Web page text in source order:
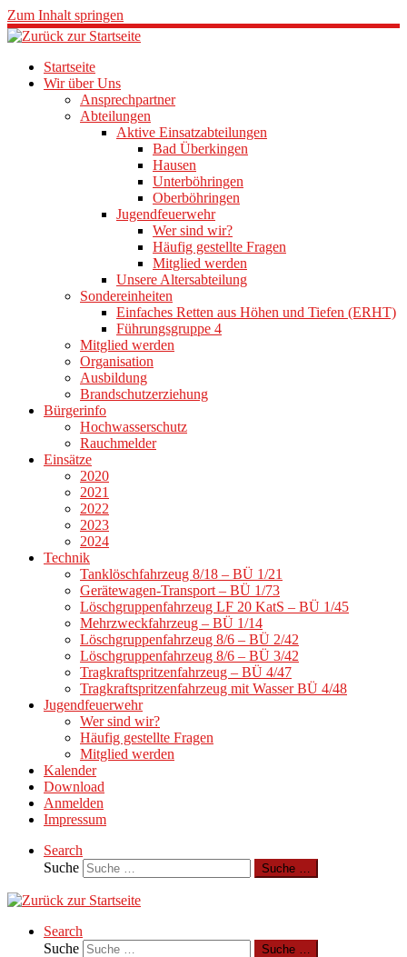
Zum Inhalt springen
Startseite
Wir über Uns
Ansprechpartner
Abteilungen
Aktive Einsatzabteilungen
Bad Überkingen
Hausen
Unterböhringen
Oberböhringen
Jugendfeuerwehr
Wer sind wir?
Häufig gestellte Fragen
Mitglied werden
Unsere Altersabteilung
Sondereinheiten
Einfaches Retten aus Höhen und Tiefen (ERHT)
Führungsgruppe 4
Mitglied werden
Organisation
Ausbildung
Brandschutzerziehung
Bürgerinfo
Hochwasserschutz
Rauchmelder
Einsätze
2020
2021
2022
2023
2024
Technik
Tanklöschfahrzeug 8/18 – BÜ 1/21
Gerätewagen-Transport – BÜ 1/73
Löschgruppenfahrzeug LF 20 KatS – BÜ 1/45
Mehrzweckfahrzeug – BÜ 1/14
Löschgruppenfahrzeug 8/6 – BÜ 2/42
Löschgruppenfahrzeug 8/6 – BÜ 3/42
Tragkraftspritzenfahrzeug – BÜ 4/47
Tragkraftspritzenfahrzeug mit Wasser BÜ 4/48
Jugendfeuerwehr
Wer sind wir?
Häufig gestellte Fragen
Mitglied werden
Kalender
Download
Anmelden
Impressum
Search
Suche
Suche …
Search
Suche
Suche …